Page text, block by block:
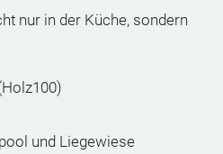
nur in der Küche, sondern
und Liegewiese